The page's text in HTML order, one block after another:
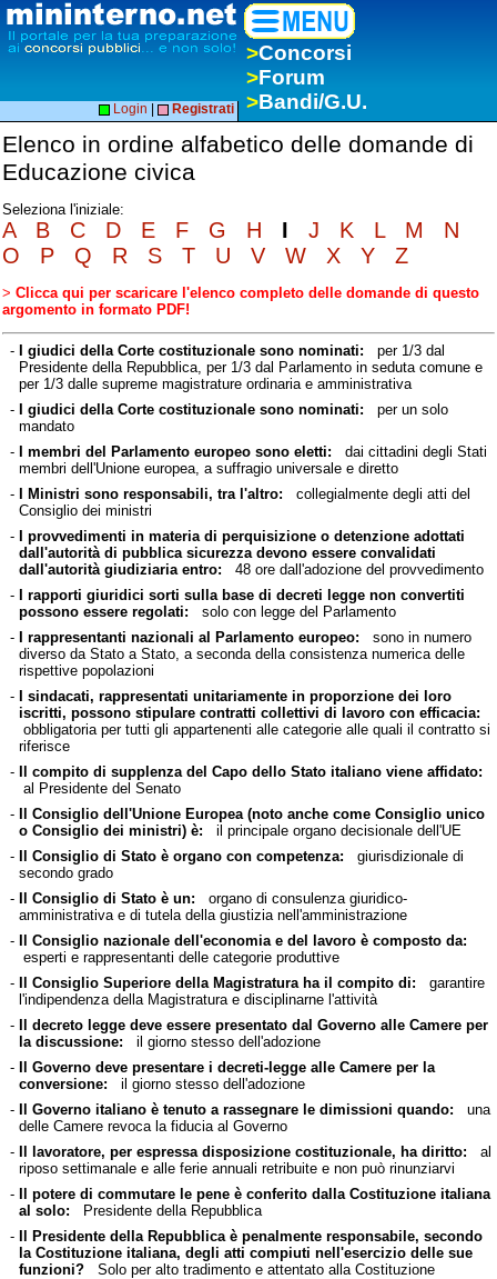
>Concorsi
>Forum
>Bandi/G.U.
Login Registrati
Elenco in ordine alfabetico delle domande di
Educazione civica
Seleziona l'iniziale:
A B C D E F G H I J K L M
N
O
P Q R S T U V W X Y Z
> Clicca qui per scaricare l'elenco completo delle domande di questo
argomento in formato PDF!
- I giudici della Corte costituzionale sono nominati: per 1/3 dal
Presidente della Repubblica, per 1/3 dal Parlamento in seduta comune e
per 1/3 dalle supreme magistrature ordinaria e amministrativa
- I giudici della Corte costituzionale sono nominati: per un solo
mandato
- I membri del Parlamento europeo sono eletti: dai cittadini degli Stati
membri dell'Unione europea, a suffragio universale e diretto
- I Ministri sono responsabili, tra l'altro: collegialmente degli atti del
Consiglio dei ministri
- I provvedimenti in materia di perquisizione o detenzione adottati
dall'autorità di pubblica sicurezza devono essere convalidati
dall'autorità giudiziaria entro: 48 ore dall'adozione del provvedimento
- I rapporti giuridici sorti sulla base di decreti legge non convertiti
possono essere regolati: solo con legge del Parlamento
- I rappresentanti nazionali al Parlamento europeo: sono in numero
diverso da Stato a Stato, a seconda della consistenza numerica delle
rispettive popolazioni
- I sindacati, rappresentati unitariamente in proporzione dei loro
iscritti, possono stipulare contratti collettivi di lavoro con efficacia:
obbligatoria per tutti gli appartenenti alle categorie alle quali il contratto si
riferisce
- Il compito di supplenza del Capo dello Stato italiano viene affidato:
al Presidente del Senato
- Il Consiglio dell'Unione Europea (noto anche come Consiglio unico
o Consiglio dei ministri) è: il principale organo decisionale dell'UE
- Il Consiglio di Stato è organo con competenza: giurisdizionale di
secondo grado
- Il Consiglio di Stato è un: organo di consulenza giuridico-
amministrativa e di tutela della giustizia nell'amministrazione
- Il Consiglio nazionale dell'economia e del lavoro è composto da:
esperti e rappresentanti delle categorie produttive
- Il Consiglio Superiore della Magistratura ha il compito di: garantire
l'indipendenza della Magistratura e disciplinarne l'attività
- Il decreto legge deve essere presentato dal Governo alle Camere per
la discussione: il giorno stesso dell'adozione
- Il Governo deve presentare i decreti-legge alle Camere per la
conversione: il giorno stesso dell'adozione
- Il Governo italiano è tenuto a rassegnare le dimissioni quando: una
delle Camere revoca la fiducia al Governo
- Il lavoratore, per espressa disposizione costituzionale, ha diritto: al
riposo settimanale e alle ferie annuali retribuite e non può rinunziarvi
- Il potere di commutare le pene è conferito dalla Costituzione italiana
al solo: Presidente della Repubblica
- Il Presidente della Repubblica è penalmente responsabile, secondo
la Costituzione italiana, degli atti compiuti nell'esercizio delle sue
funzioni?Solo per alto tradimento e attentato alla Costituzione